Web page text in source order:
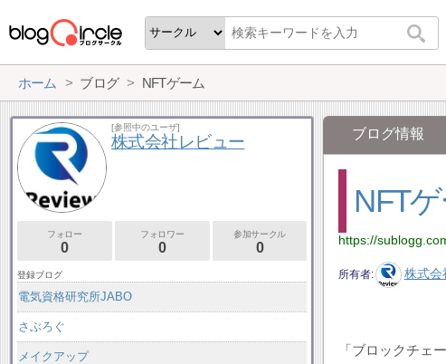
ホーム ブログ NFTゲーム
ブログ情報
NFT
https://
所有者 株式会
「ブロックチェ
[参照中のユーザ]
株式会社レビュー
フォロー
0
フォロワー
0
参加サークル
0
登録ブログ
電気資格研究所JABO
さぶろぐ
メイクアップ